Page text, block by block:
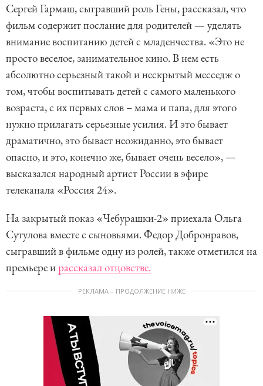
Сергей Гармаш, сыгравший роль Гены, рассказал, что
фильм содержит послание для родителей — уделять
внимание воспитанию детей с младенчества. «Это не
просто веселое, занимательное кино. В нем есть
абсолютно серьезный такой и нескрытый месседж о
том, чтобы воспитывать детей с самого маленького
возраста, с их первых слов – мама и папа, для этого
нужно прилагать серьезные усилия. И это бывает
драматично, это бывает неожиданно, это бывает
опасно, и это, конечно же, бывает очень весело», —
высказался народный артист России в эфире
телеканала «Россия 24».
На закрытый показ «Чебурашки-2» приехала Ольга
Сутулова вместе с сыновьями. Федор Добронравов,
сыгравший в фильме одну из ролей, также отметился на
премьере ирассказал отцовстве.
РЕКЛАМА – ПРОДОЛЖЕНИЕ НИЖЕ